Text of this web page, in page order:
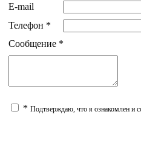
E-mail
Телефон *
Сообщение *
* Подтверждаю, что я ознакомлен и